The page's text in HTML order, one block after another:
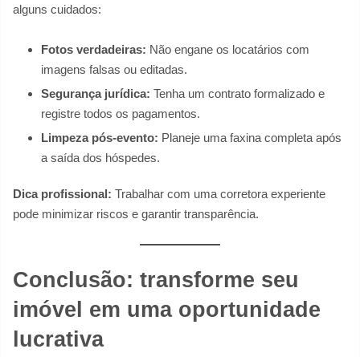
alguns cuidados:
Fotos verdadeiras: Não engane os locatários com
imagens falsas ou editadas.
Segurança jurídica: Tenha um contrato formalizado e
registre todos os pagamentos.
Limpeza pós-evento: Planeje uma faxina completa após
a saída dos hóspedes.
Dica profissional: Trabalhar com uma corretora experiente
pode minimizar riscos e garantir transparência.
Conclusão: transforme seu
imóvel em uma oportunidade
lucrativa